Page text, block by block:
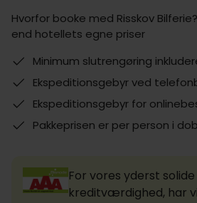
Hvorfor booke med Risskov
end hotellets egne priser
Minimum slutrengøring
Ekspeditionsgebyr ved
Ekspeditionsgebyr for
Pakkeprisen er per person i
For vores yderst
kreditværdighed, har